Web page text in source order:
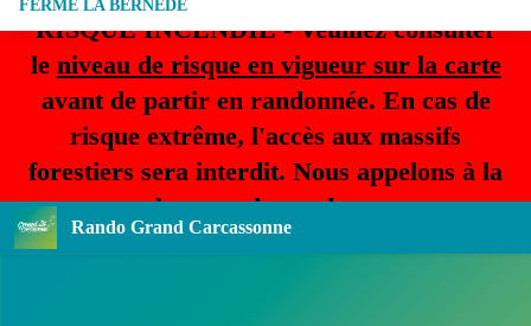
RISQUE INCENDIE - Veuillez consulter
le niveau de risque en vigueur sur la carte
avant de partir en randonnée. En cas de
risque extrême, l'accès aux massifs
forestiers sera interdit. Nous appelons à la
plus grande prudence.
Rando Grand Carcassonne
FERME LA BERNEDE